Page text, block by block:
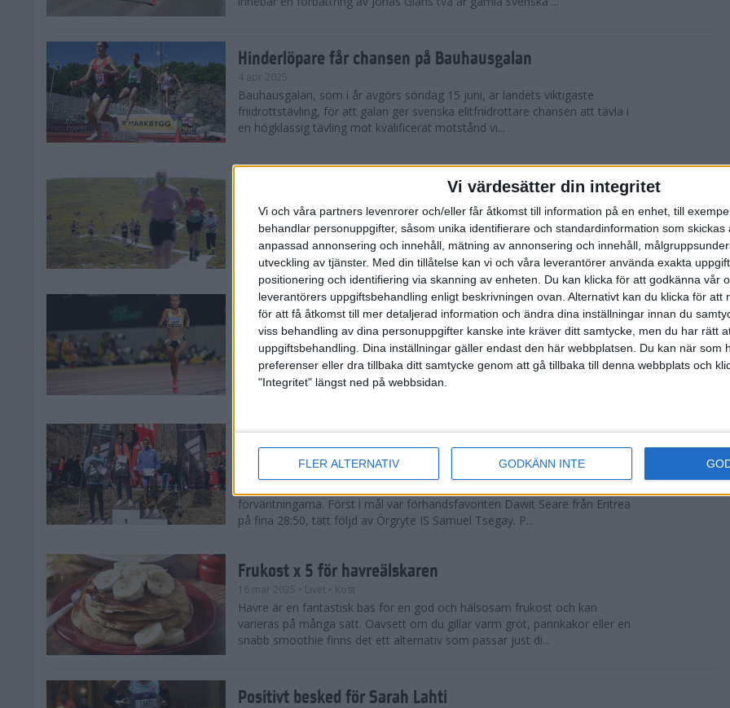
Vi värdesätter din integritet
Vi och våra partners levenrorer och/eller får åtkomst till information på en enhet, till
behandlar personuppgifter, såsom unika identifierare och standardinformation som skickas
anpassad annonsering och innehåll, mätning av annonsering och innehåll,
utveckling av tjänster. Med din tillåtelse kan vi och våra leverantörer använda exakta
positionering och identifiering via skanning av enheten. Du kan klicka för att godkänna vår
leverantörers uppgiftsbehandling enligt beskrivningen ovan. Alternativt kan du klicka för att
för att få åtkomst till mer detaljerad information och ändra dina inställningar innan du
viss behandling av dina personuppgifter kanske inte kräver ditt samtycke, men du har rätt
uppgiftsbehandling. Dina inställningar gäller endast den här webbplatsen. Du kan när som
preferenser eller dra tillbaka ditt samtycke genom att gå tillbaka till denna webbplats och
"Integritet" längst ned på webbsidan.
FLER ALTERNATIV GODKÄNN INTE
Hinderlöpare får chansen på Bauhausgalan
4 apr 2025
Bauhausgalan, som i år avgörs söndag 15 juni, är landets viktigaste
friidrottstävling, för att galan ger svenska elitfriidrottare chansen att tävla i
en högklassig tävling mot kvalificerat motstånd vi...
Satsar du på att springa Tjejmilen Sälen i juni eller något annat fjällopp i
sommar? Eller är du sugen på att ta dig an Hammarbybacken i oktober?
Stockholms brantaste är en utmaning som heter duga. Rå...
Besviken Lahti tillbaka på banan
30 mar 2025
Sarah Lahti var besviken efter sitt första lopp på 10 000 m på tre år. På
söndagen slutade den 30-åriga Hässelby-löparen på 14:e plats i San Juan
Capistrano 10 000 m utan för Los Angeles. Detta anses ...
Snabba tider när adidas Premiärmilen sprang igång
löparsäsongen!
förväntningarna. Först i mål var förhandsfavoriten Dawit Seare från Eritrea
på fina 28:50, tätt följd av Örgryte IS Samuel Tsegay. P...
Frukost x 5 för havreälskaren
16 mar 2025 • Livet • Kost
Havre är en fantastisk bas för en god och hälsosam frukost och kan
varieras på många sätt. Oavsett om du gillar varm gröt, pannkakor eller en
snabb smoothie finns det ett alternativ som passar just di...
Positivt besked för Sarah Lahti